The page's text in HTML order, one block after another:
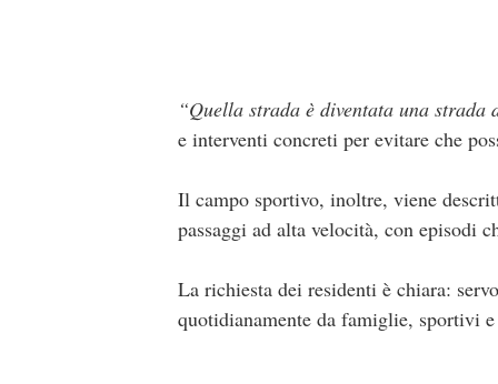
“Quella strada è diventata una strada
e interventi concreti per evitare che
Il campo sportivo, inoltre, viene
passaggi ad alta velocità, con episodi
La richiesta dei residenti è chiara:
quotidianamente da famiglie, sportivi